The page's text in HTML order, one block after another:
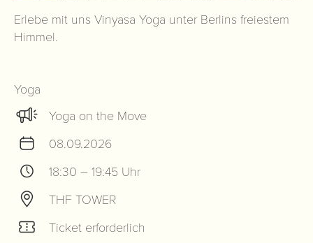
Erlebe mit uns Vinyasa Yoga unter Berlins freiestem
Himmel.
Yoga
Yoga on the Move
08.09.2026
18:30 – 19:45 Uhr
THF TOWER
Ticket erforderlich